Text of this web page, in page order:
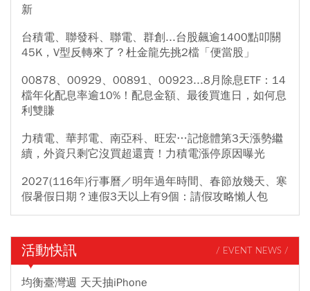
新
台積電、聯發科、聯電、群創...台股飆逾1400點叩關
45K，V型反轉來了？杜金龍先挑2檔「便當股」
00878、00929、00891、00923...8月除息ETF：14
檔年化配息率逾10%！配息金額、最後買進日，如何息
利雙賺
力積電、華邦電、南亞科、旺宏…記憶體第3天漲勢繼
續，外資只剩它沒買超還賣！力積電漲停原因曝光
2027(116年)行事曆／明年過年時間、春節放幾天、寒
假暑假日期？連假3天以上有9個：請假攻略懶人包
活動快訊 / EVENT NEWS /
均衡臺灣週 天天抽iPhone